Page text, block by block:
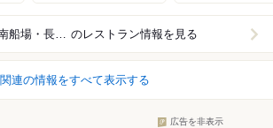
心斎橋・南船場・長堀橋 のレストラン情報を見る
関連の情報をすべて表示する
広告を非表示